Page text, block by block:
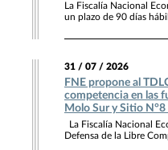
La Fiscalía Nacional
un plazo de 90 días
31 / 07 / 2026
FNE propone al
competencia en las
Molo Sur y Sitio
La Fiscalía Nacional
Defensa de la Libre